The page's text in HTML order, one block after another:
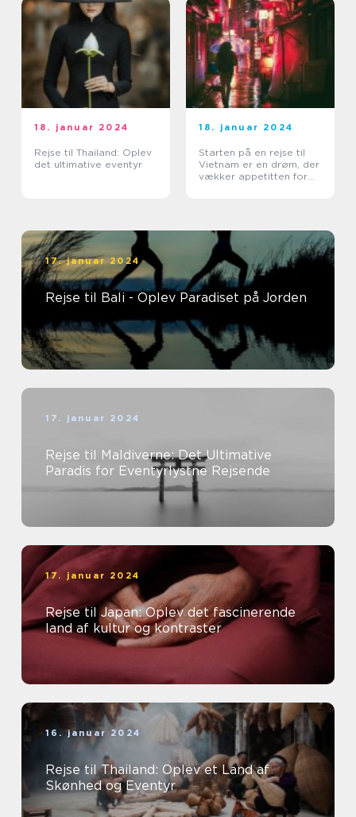
18. januar 2024
Rejse til Thailand: Oplev
det ultimative eventyr
18. januar 2024
Starten på en rejse til
Vietnam er en drøm, der
vækker appetitten for
17. januar 2024
Rejse til Bali - Oplev Paradiset på Jorden
17. januar 2024
Rejse til Maldiverne: Det Ultimative
Paradis for Eventyrlystne Rejsende
17. januar 2024
Rejse til Japan: Oplev det fascinerende
land af kultur og kontraster
16. januar 2024
Rejse til Thailand: Oplev et Land af
Skønhed og Eventyr